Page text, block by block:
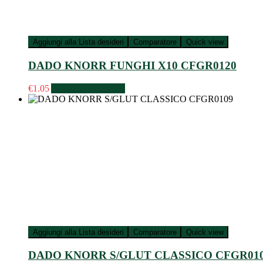
Aggiungi alla Lista desideri Comparatore Quick view
DADO KNORR FUNGHI X10 CFGR0120
€1.05
Aggiungi alla Lista desideri Comparatore Quick view
DADO KNORR S/GLUT CLASSICO